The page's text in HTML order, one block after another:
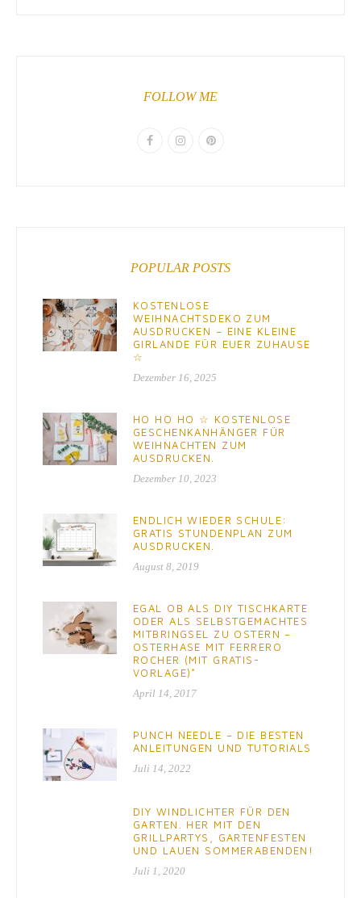
FOLLOW ME
POPULAR POSTS
KOSTENLOSE
WEIHNACHTSDEKO ZUM
AUSDRUCKEN – EINE KLEINE
GIRLANDE FÜR EUER ZUHAUSE
☆
Dezember 16, 2025
HO HO HO ☆ KOSTENLOSE
GESCHENKANHÄNGER FÜR
WEIHNACHTEN ZUM
AUSDRUCKEN.
Dezember 10, 2023
ENDLICH WIEDER SCHULE:
GRATIS STUNDENPLAN ZUM
AUSDRUCKEN.
August 8, 2019
EGAL OB ALS DIY TISCHKARTE
ODER ALS SELBSTGEMACHTES
MITBRINGSEL ZU OSTERN –
OSTERHASE MIT FERRERO
ROCHER (MIT GRATIS-
VORLAGE)*
April 14, 2017
PUNCH NEEDLE – DIE BESTEN
ANLEITUNGEN UND TUTORIALS
Juli 14, 2022
DIY WINDLICHTER FÜR DEN
GARTEN. HER MIT DEN
GRILLPARTYS, GARTENFESTEN
UND LAUEN SOMMERABENDEN!
Juli 1, 2020